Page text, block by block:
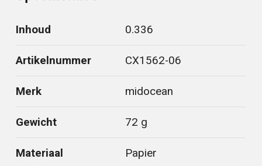
Inhoud 0.336
Artikelnummer CX1562-06
Merk midocean
Gewicht 72 g
Materiaal Papier